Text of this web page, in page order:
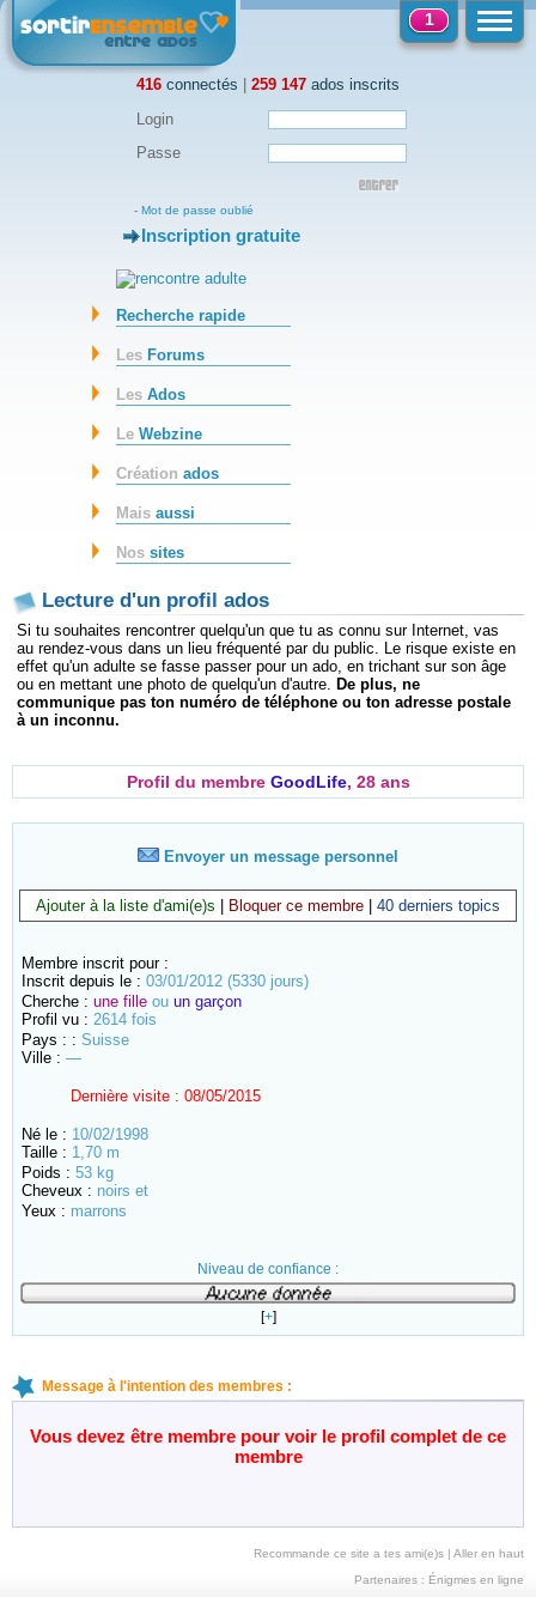
416 connectés | 259 147 ados inscrits
1
Login
Passe
- Mot de passe oublié
-Inscription gratuite
Recherche rapide
Les Forums
LesAdos
LeWebzine
Créationados
Maisaussi
Nossites
Lecture d'un profil ados
Si tu souhaites rencontrer quelqu'un que tu as connu sur Internet, vas
au rendez-vous dans un lieu fréquenté par du public. Le risque existe en
effet qu'un adulte se fasse passer pour un ado, en trichant sur son âge
ou en mettant une photo de quelqu'un d'autre. De plus, ne
communique pas ton numéro de téléphone ou ton adresse postale
à un inconnu.
Profil du membre GoodLife, 28 ans
Envoyer un message personnel
Ajouter à la liste d'ami(e)s Bloquer ce membre 40 derniers topics
Membre inscrit pour :
Inscrit depuis le : 03/01/2012 (5330 jours)
Cherche : une fille ou un garçon
Profil vu : 2614 fois
Pays : : Suisse
Ville : —
Dernière visite : 08/05/2015
Né le : 10/02/1998
Taille : 1,70 m
Poids : 53 kg
Cheveux : noirs et
Yeux : marrons
Niveau de confiance :
[+]
Message à l'intention des membres :
Vous devez être membre pour voir le profil complet de ce
membre
Recommande ce site a tes ami(e)s | Aller en haut
Partenaires : Énigmes en ligne